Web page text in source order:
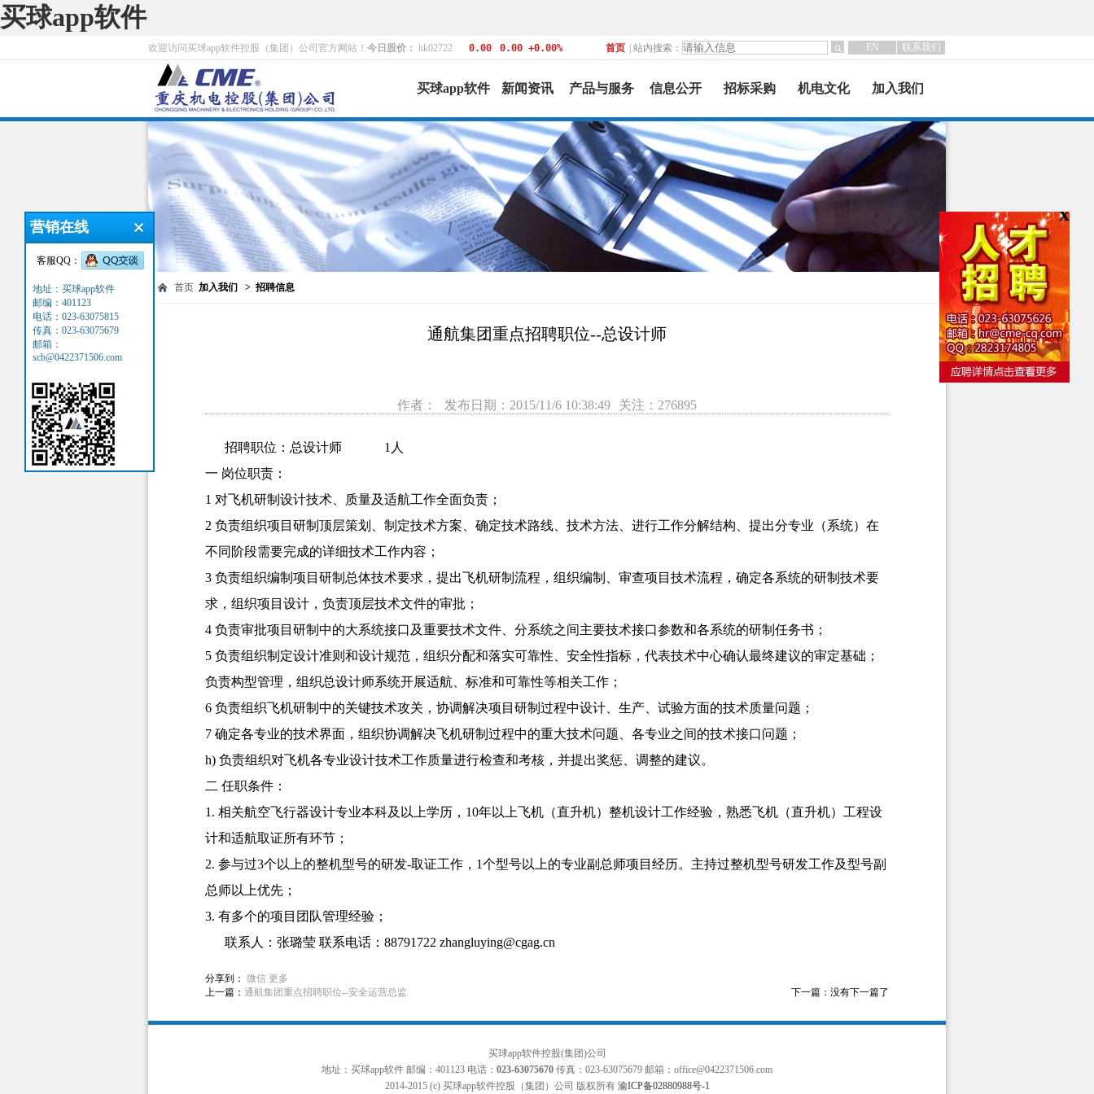
买球app软件
欢迎访问买球app软件控股（集团）公司官方网站！ 今日股价： hk02722 0.00 0.00 +0.00% 联系我们
EN
| 站内搜索：
首页
买球app软件 新闻资讯 产品与服务 信息公开 招标采购 机电文化 加入我们
首页 加入我们 > 招聘信息
通航集团重点招聘职位--总设计师
作者： 发布日期：2015/11/6 10:38:49 关注：276895
招聘职位：总设计师 1人
一 岗位职责：
1 对飞机研制设计技术、质量及适航工作全面负责；
2 负责组织项目研制顶层策划、制定技术方案、确定技术路线、技术方法、进行工作分解结构、提出分专业（系统）在
不同阶段需要完成的详细技术工作内容；
3 负责组织编制项目研制总体技术要求，提出飞机研制流程，组织编制、审查项目技术流程，确定各系统的研制技术要
求，组织项目设计，负责顶层技术文件的审批；
4 负责审批项目研制中的大系统接口及重要技术文件、分系统之间主要技术接口参数和各系统的研制任务书；
5 负责组织制定设计准则和设计规范，组织分配和落实可靠性、安全性指标，代表技术中心确认最终建议的审定基础；
负责构型管理，组织总设计师系统开展适航、标准和可靠性等相关工作；
6 负责组织飞机研制中的关键技术攻关，协调解决项目研制过程中设计、生产、试验方面的技术质量问题；
7 确定各专业的技术界面，组织协调解决飞机研制过程中的重大技术问题、各专业之间的技术接口问题；
h) 负责组织对飞机各专业设计技术工作质量进行检查和考核，并提出奖惩、调整的建议。
二 任职条件：
1. 相关航空飞行器设计专业本科及以上学历，10年以上飞机（直升机）整机设计工作经验，熟悉飞机（直升机）工程设
计和适航取证所有环节；
2. 参与过3个以上的整机型号的研发-取证工作，1个型号以上的专业副总师项目经历。主持过整机型号研发工作及型号副
总师以上优先；
3. 有多个的项目团队管理经验；
联系人：张璐莹 联系电话：88791722 zhangluying@cgag.cn
分享到： 微信 更多
上一篇： 通航集团重点招聘职位--安全运营总监 下一篇：没有下一篇了
买球app软件控股(集团)公司
地址：买球app软件 邮编：401123 电话： 023-63075670 传真：023-63075679 邮箱：office@0422371506.com
2014-2015 (c) 买球app软件控股（集团）公司 版权所有 渝ICP备02880988号-1
营销在线
客服QQ：
地址：买球app软件
邮编：401123
电话：023-63075815
传真：023-63075679
邮箱：
scb@0422371506.com
x